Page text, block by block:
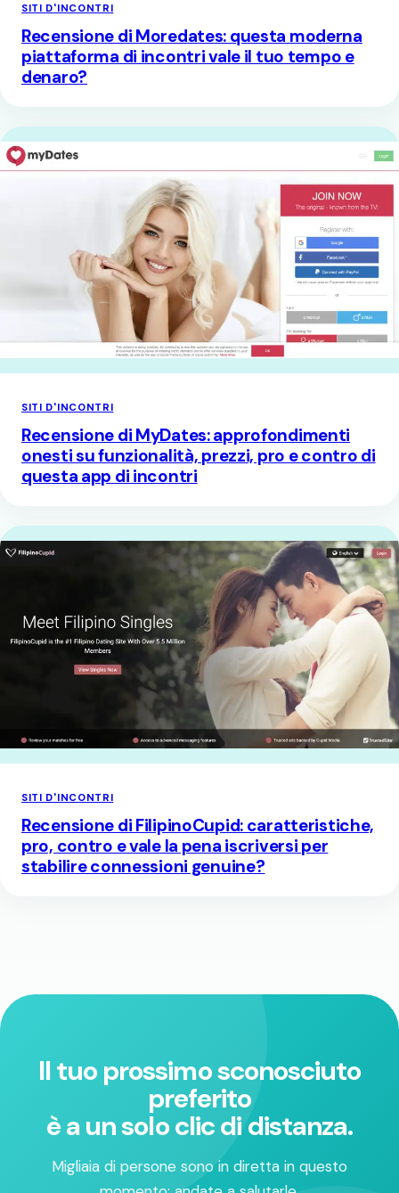
SITI D'INCONTRI
Recensione di Moredates: questa moderna
piattaforma di incontri vale il tuo tempo e
denaro?
SITI D'INCONTRI
Recensione di MyDates: approfondimenti
onesti su funzionalità, prezzi, pro e contro di
questa app di incontri
SITI D'INCONTRI
Recensione di FilipinoCupid: caratteristiche,
pro, contro e vale la pena iscriversi per
stabilire connessioni genuine?
Il tuo prossimo sconosciuto
preferito
è a un solo clic di distanza.
Migliaia di persone sono in diretta in questo